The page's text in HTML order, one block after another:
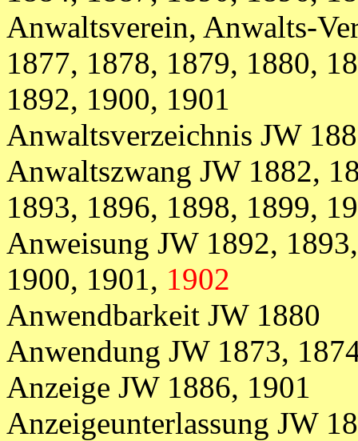
Anwaltsverein, Anwalts-
1877, 1878, 1879, 1880,
1892, 1900, 1901
Anwaltsverzeichnis JW
Anwaltszwang JW 1882,
1893, 1896, 1898, 1899,
Anweisung JW 1892,
1900, 1901, 1902
Anwendbarkeit JW 1880
Anwendung JW 1873,
Anzeige JW 1886, 1901
Anzeigeunterlassung JW